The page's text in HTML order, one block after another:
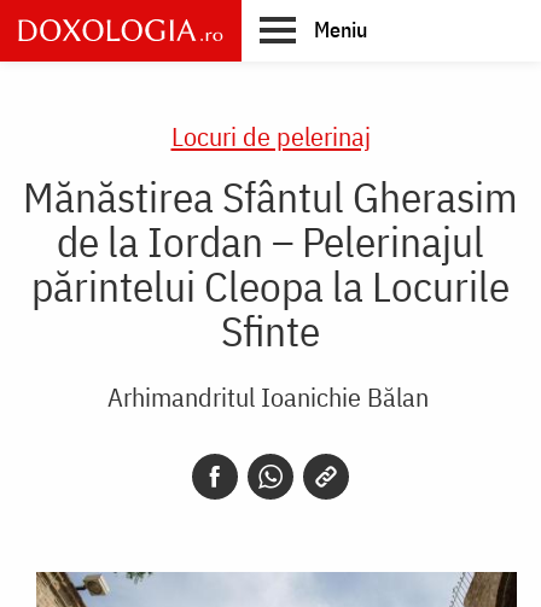
Skip
to
main
Meniu
Locuri de pelerinaj
Mănăstirea Sfântul Gherasim
de la Iordan – Pelerinajul
părintelui Cleopa la Locurile
Sfinte
Arhimandritul Ioanichie Bălan